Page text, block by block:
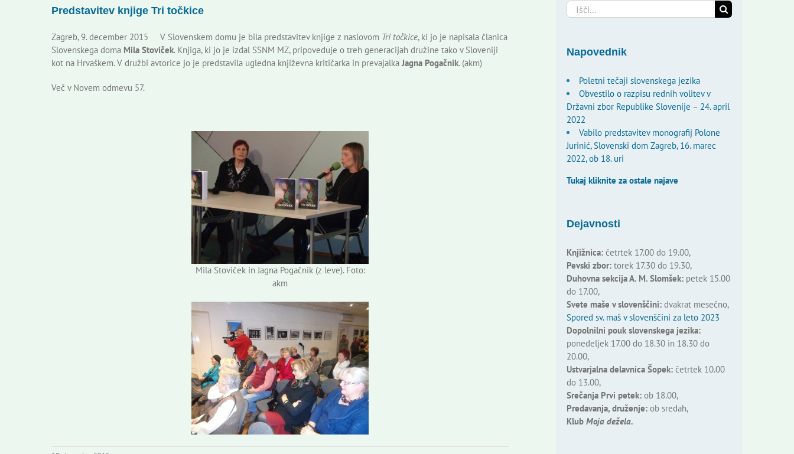
Predstavitev knjige Tri točkice
Zagreb, 9. december 2015 V Slovenskem domu je bila predstavitev knjige z naslovom Tri točkice, ki jo je napisala članica
Slovenskega doma Mila Stoviček. Knjiga, ki jo je izdal SSNM MZ, pripoveduje o treh generacijah družine tako v Sloveniji
kot na Hrvaškem. V družbi avtorice jo je predstavila ugledna književna kritičarka in prevajalka Jagna Pogačnik. (akm)
Več v Novem odmevu 57.
Mila Stoviček in Jagna Pogačnik (z leve). Foto:
akm
Search
for:
Napovednik
Poletni tečaji slovenskega jezika
Obvestilo o razpisu rednih volitev v
Državni zbor Republike Slovenije – 24. april
2022
Vabilo predstavitev monografij Polone
Jurinić, Slovenski dom Zagreb, 16. marec
2022, ob 18. uri
Tukaj kliknite za ostale najave
Dejavnosti
Knjižnica:četrtek 17.00 do 19.00,
Pevski zbor:torek 17.30 do 19.30,
Duhovna sekcija A. M. Slomšek:petek 15.00
do 17.00,
Svete maše v slovenščini:dvakrat mesečno,
Spored sv. maš v slovenščini za leto 2023
Dopolnilni pouk slovenskega jezika:
ponedeljek 17.00 do 18.30 in 18.30 do
20.00,
Ustvarjalna delavnica Šopek:četrtek 10.00
do 13.00,
Srečanja Prvi petek:ob 18.00,
Predavanja, druženje:ob sredah,
Klub Moja dežela.